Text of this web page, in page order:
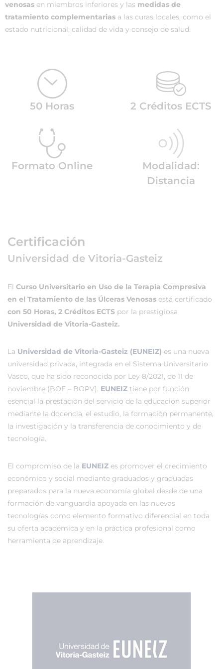
venosas en miembros inferiores y las medidas de
tratamiento complementarias a las curas locales, como el
estado nutricional, calidad de vida y consejo de salud.
50 Horas 2 Créditos ECTS
Formato Online
Modalidad:
Distancia
Certificación
Universidad de Vitoria-Gasteiz
El Curso Universitario en Uso de la Terapia Compresiva
en el Tratamiento de las Úlceras Venosas está certificado
con 50 Horas, 2 Créditos ECTS por la prestigiosa
Universidad de Vitoria-Gasteiz.
La Universidad de Vitoria-Gasteiz (EUNEIZ) es una nueva
universidad privada, integrada en el Sistema Universitario
Vasco, que ha sido reconocida por Ley 8/2021, de 11 de
noviembre (BOE – BOPV). EUNEIZ tiene por función
esencial la prestación del servicio de la educación superior
mediante la docencia, el estudio, la formación permanente,
la investigación y la transferencia de conocimiento y de
tecnología.
El compromiso de la EUNEIZ es promover el crecimiento
económico y social mediante graduados y graduadas
preparados para la nueva economía global desde de una
formación de vanguardia apoyada en las nuevas
tecnologías como elemento formativo diferencial en toda
su oferta académica y en la práctica profesional como
herramienta de aprendizaje.